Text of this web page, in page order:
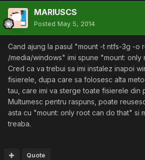
MARIUSCS
Posted May 5, 2014
Cand ajung la pasul "mount -t ntfs-3g -o
/media/windows" imi spune "mount: only
Cred ca va trebui sa imi instalez inapoi
fisierele, dupa care sa folosesc alta
tau, care imi va sterge toate fisierele din
Multumesc pentru raspuns, poate
asta cu "mount: only root can do that" si
treaba.
Quote